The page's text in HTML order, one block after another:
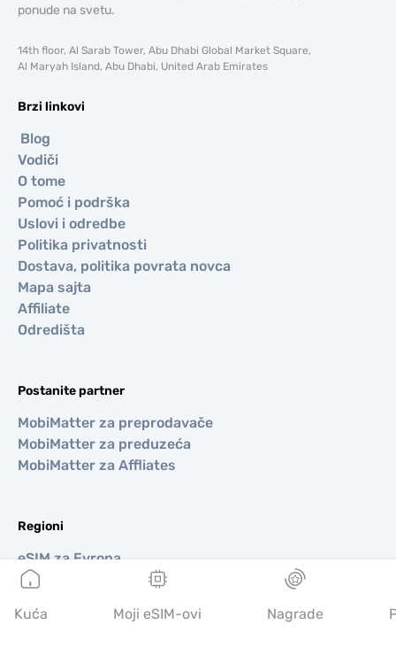
ponude na svetu.
14th floor, Al Sarab Tower, Abu Dhabi Global Market Square,
Al Maryah Island, Abu Dhabi, United Arab Emirates
Brzi linkovi
Blog
Vodiči
O tome
Pomoć i podrška
Uslovi i odredbe
Politika privatnosti
Dostava, politika povrata novca
Mapa sajta
Affiliate
Odredišta
Postanite partner
MobiMatter za preprodavače
MobiMatter za preduzeća
MobiMatter za Affliates
Regioni
eSIM za Evropa
eSIM za Azija
eSIM za Bliski Istok
Kuća Moji eSIM-ovi Nagrade